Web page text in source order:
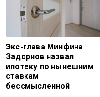
Экс-глава Минфина
Задорнов назвал
ипотеку по нынешним
ставкам
бессмысленной